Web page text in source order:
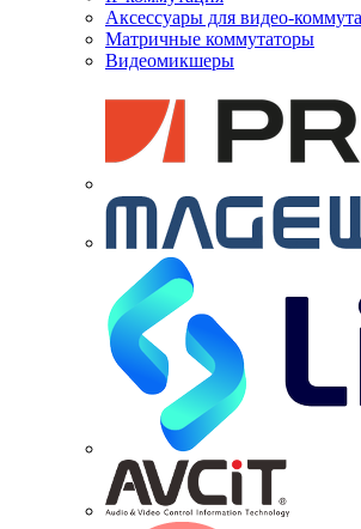
Аксессуары для видео-
Матричные коммутаторы
Видеомикшеры